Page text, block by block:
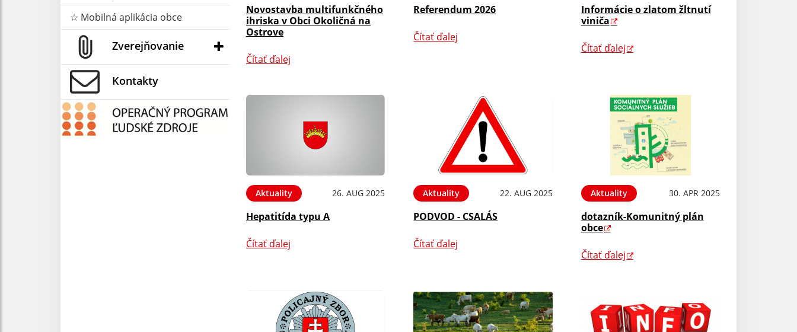
☆ Mobilná aplikácia obce
Zverejňovanie
Kontakty
Novostavba multifunkčného
ihriska v Obci Okoličná na
Ostrove
Čítať ďalej
Referendum 2026
Čítať ďalej
Informácie o zlatom žltnutí
viniča
Čítať ďalej
Aktuality 26. AUG 2025
Hepatitída typu A
Čítať ďalej
Aktuality 22. AUG 2025
PODVOD - CSALÁS
Čítať ďalej
Aktuality 30. APR 2025
dotazník-Komunitný plán
obce
Čítať ďalej